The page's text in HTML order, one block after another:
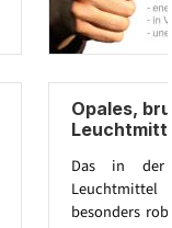
Opales,
Das in der
besonders